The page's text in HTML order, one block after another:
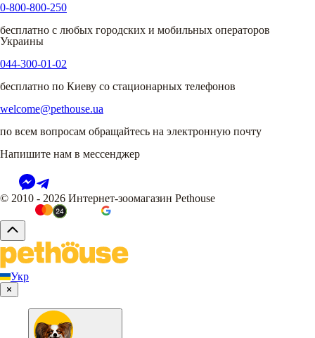
0-800-800-250
бесплатно с любых городских и мобильных операторов
Украины
044-300-01-02
бесплатно по Киеву со стационарных телефонов
welcome@pethouse.ua
по всем вопросам обращайтесь на электронную почту
Напишите нам в мессенджер
© 2010 - 2026 Интернет-зоомагазин Pethouse
Укр